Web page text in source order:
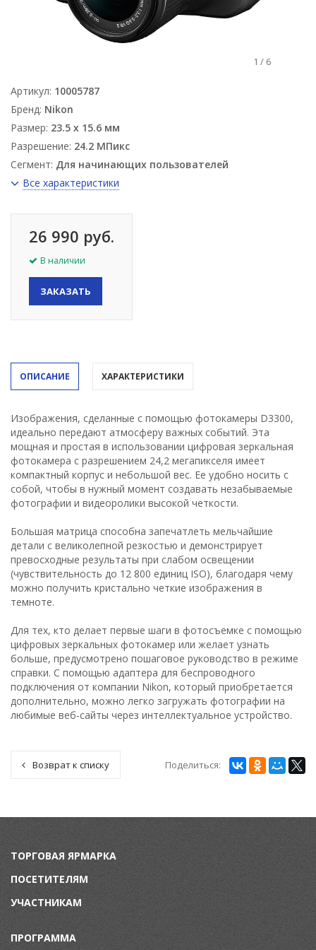
1 / 6
Артикул: 10005787
Бренд: Nikon
Размер: 23.5 x 15.6 мм
Разрешение: 24.2 МПикс
Сегмент: Для начинающих пользователей
Все характеристики
26 990 руб.
В наличии
ЗАКАЗАТЬ
ОПИСАНИЕ ХАРАКТЕРИСТИКИ
Изображения, сделанные с помощью фотокамеры D3300,
идеально передают атмосферу важных событий. Эта
мощная и простая в использовании цифровая зеркальная
фотокамера с разрешением 24,2 мегапикселя имеет
компактный корпус и небольшой вес. Ее удобно носить с
собой, чтобы в нужный момент создавать незабываемые
фотографии и видеоролики высокой четкости.
Большая матрица способна запечатлеть мельчайшие
детали с великолепной резкостью и демонстрирует
превосходные результаты при слабом освещении
(чувствительность до 12 800 единиц ISO), благодаря чему
можно получить кристально четкие изображения в
темноте.
Для тех, кто делает первые шаги в фотосъемке с помощью
цифровых зеркальных фотокамер или желает узнать
больше, предусмотрено пошаговое руководство в режиме
справки. С помощью адаптера для беспроводного
подключения от компании Nikon, который приобретается
дополнительно, можно легко загружать фотографии на
любимые веб-сайты через интеллектуальное устройство.
Возврат к списку Поделиться:
ТОРГОВАЯ ЯРМАРКА
ПОСЕТИТЕЛЯМ
УЧАСТНИКАМ
ПРОГРАММА